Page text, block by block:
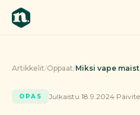
Artikkelit/Oppaat/Miksi vape
OPAS Julkaistu 18.9.2024·